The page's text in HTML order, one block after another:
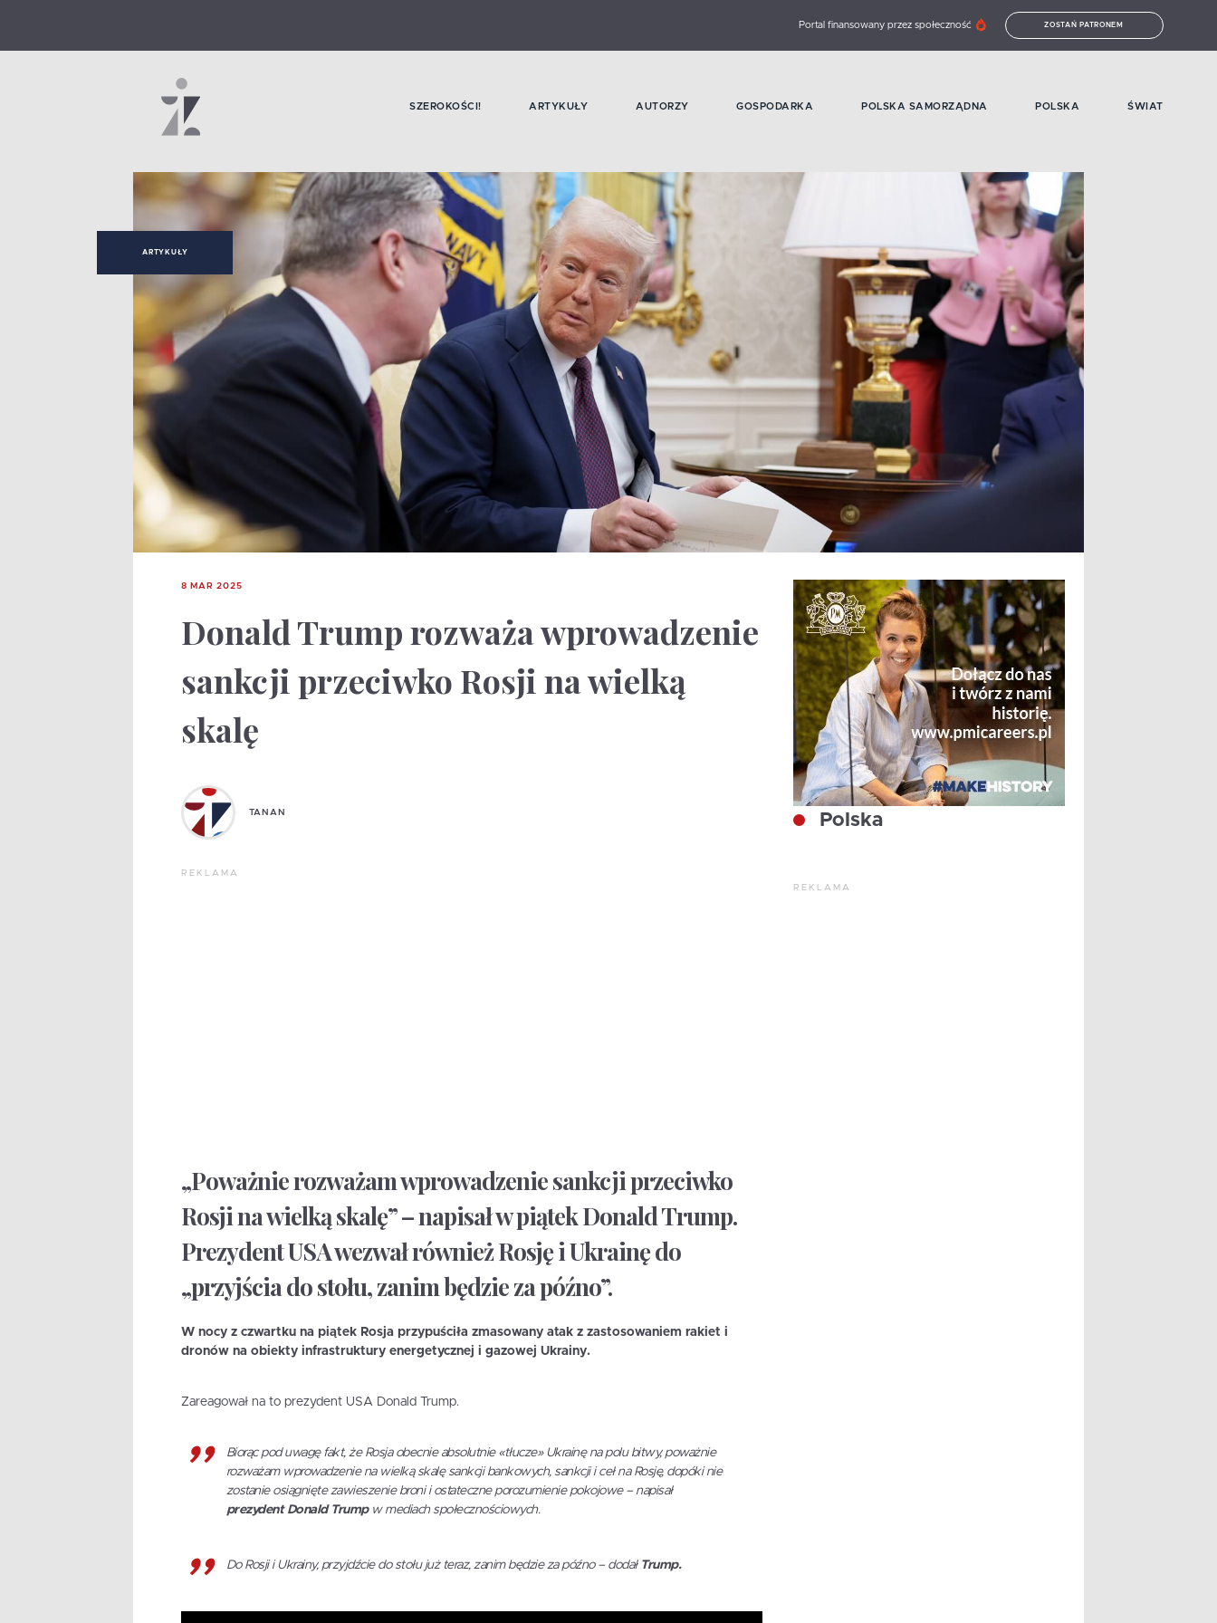
Portal finansowany przez społeczność ZOSTAŃ PATRONEM
SZEROKOŚCI! ARTYKUŁY AUTORZY GOSPODARKA POLSKA SAMORZĄDNA POLSKA ŚWIAT
ARTYKUŁY
8 MAR 2025
Donald Trump rozważa wprowadzenie
sankcji przeciwko Rosji na wielką
skalę
TANAN
REKLAMA
„Poważnie rozważam wprowadzenie sankcji przeciwko
Rosji na wielką skalę” – napisał w piątek Donald Trump.
Prezydent USA wezwał również Rosję i Ukrainę do
„przyjścia do stołu, zanim będzie za późno”.
W nocy z czwartku na piątek Rosja przypuściła zmasowany atak z zastosowaniem rakiet i
dronów na obiekty infrastruktury energetycznej i gazowej Ukrainy.
Zareagował na to prezydent USA Donald Trump.
Biorąc pod uwagę fakt, że Rosja obecnie absolutnie «tłucze» Ukrainę na polu bitwy, poważnie
rozważam wprowadzenie na wielką skalę sankcji bankowych, sankcji i ceł na Rosję, dopóki nie
zostanie osiągnięte zawieszenie broni i ostateczne porozumienie pokojowe – napisał
prezydent Donald Trump w mediach społecznościowych.
Do Rosji i Ukrainy, przyjdźcie do stołu już teraz, zanim będzie za późno – dodał Trump.
Polska
REKLAMA